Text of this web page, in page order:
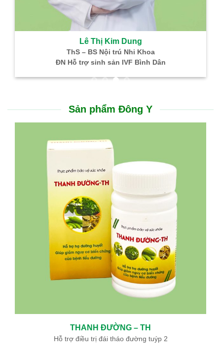
Lê Thị Kim Dung
ThS – BS Nội trú Nhi Khoa
ĐN Hỗ trợ sinh sản IVF Bình Dân
Sản phẩm Đông Y
THANH ĐƯỜNG – TH
Hỗ trợ điều trị đái tháo đường tuýp 2